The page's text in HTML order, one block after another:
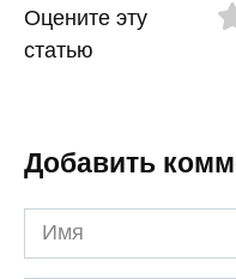
Оцените эту
статью
Добавить
Имя
*